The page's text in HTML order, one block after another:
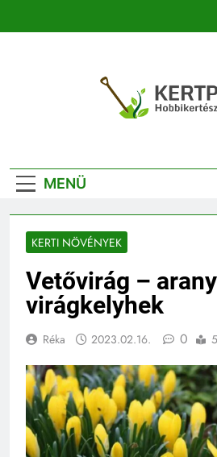
MENÜ
KERTI NÖVÉNYEK
Vetővirág –
virágkelyhek
Réka 2023.02.16. 0